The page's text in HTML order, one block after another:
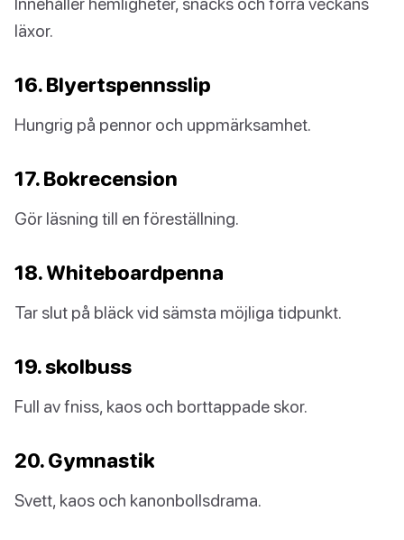
läxor.
16. Blyertspennsslip
Hungrig på pennor och uppmärksamhet.
17. Bokrecension
Gör läsning till en föreställning.
18. Whiteboardpenna
Tar slut på bläck vid sämsta möjliga tidpunkt.
19. skolbuss
Full av fniss, kaos och borttappade skor.
20. Gymnastik
Svett, kaos och kanonbollsdrama.